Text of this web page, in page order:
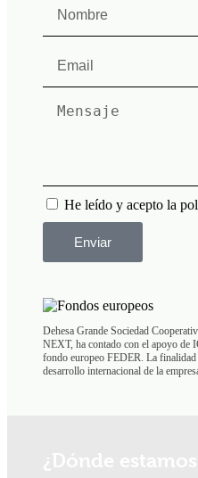
He leído y acepto la
Enviar
Dehesa Grande Sociedad
NEXT, ha contado con el apoyo de
fondo europeo FEDER. La
desarrollo internacional de la